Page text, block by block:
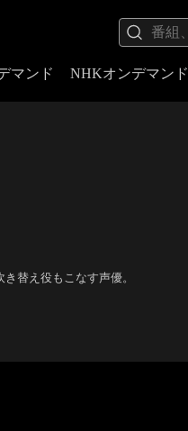
マンド NHKオンデマンド
替え役もこなす声優。